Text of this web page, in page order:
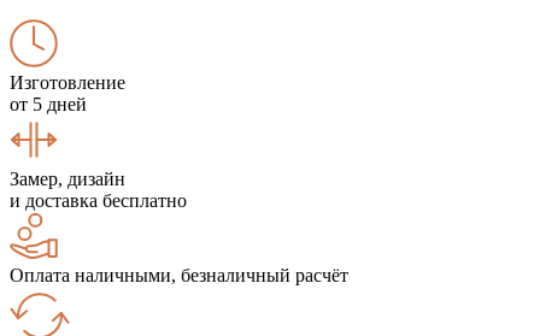
Изготовление
от 5 дней
Замер, дизайн
и доставка бесплатно
Оплата наличными, безналичный расчёт